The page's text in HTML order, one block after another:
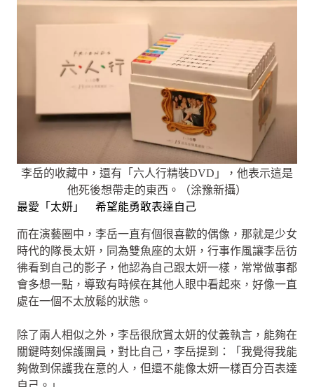
李岳的收藏中，還有「六人行精裝DVD」，他表示這是
他死後想帶走的東西。（涂豫新攝）
最愛「太妍」 希望能勇敢表達自己
而在演藝圈中，李岳一直有個很喜歡的偶像，那就是少女
時代的隊長太妍，同為雙魚座的太妍，行事作風讓李岳彷
彿看到自己的影子，他認為自己跟太妍一樣，常常做事都
會多想一點，導致有時候在其他人眼中看起來，好像一直
處在一個不太放鬆的狀態。
除了兩人相似之外，李岳很欣賞太妍的仗義執言，能夠在
關鍵時刻保護團員，對比自己，李岳提到：「我覺得我能
夠做到保護我在意的人，但還不能像太妍一樣百分百表達